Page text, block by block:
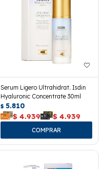
Serum Ligero Ultrahidrat. Isdin
Hyaluronic Concentrate 30ml
$ 5.810
$ 4.939 $ 4.939